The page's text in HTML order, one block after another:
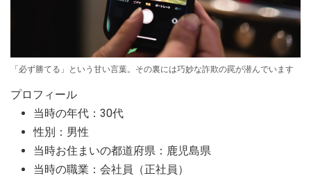
「必ず勝てる」という甘い言葉。その裏には巧妙な詐欺の罠が潜んでいます
プロフィール
当時の年代：30代
性別：男性
当時お住まいの都道府県：鹿児島県
当時の職業：会社員（正社員）